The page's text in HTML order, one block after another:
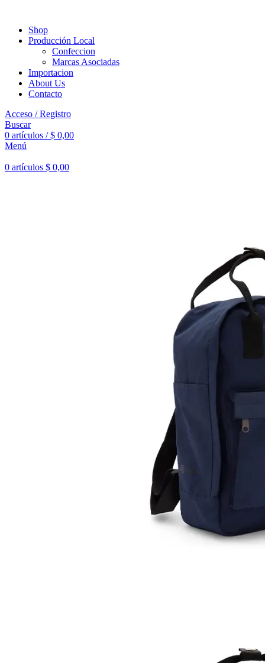
Shop
Producción Local
Confeccion
Marcas Asociadas
Importacion
About Us
Contacto
Acceso / Registro
Buscar
0 artículos / $ 0,00
Menú
0 artículos $ 0,00